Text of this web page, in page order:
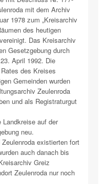
mit dem Archiv
1978 zum „Kreisarchiv
des heutigen
Das Kreisarchiv
Gesetzgebung durch
April 1992. Die
des Kreises
Gemeinden wurden
Zeulenroda
und als Registraturgut
auf der
neu.
existierten fort
auch danach bis
Greiz
Zeulenroda nur noch